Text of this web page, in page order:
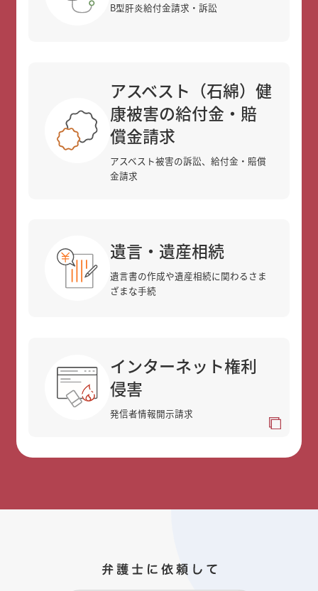
B型肝炎給付金請求・訴訟
アスベスト（石綿）健
康被害の給付金・賠
償金請求
アスベスト被害の訴訟、給付金・賠償
金請求
遺言・遺産相続
遺言書の作成や遺産相続に関わるさま
ざまな手続
インターネット権利
侵害
発信者情報開示請求